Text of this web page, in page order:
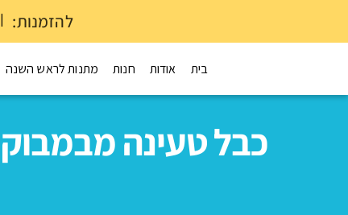
להזמנות: |
בית אודות חנות מתנות לראש השנה
כבל טעינה מבמבוק